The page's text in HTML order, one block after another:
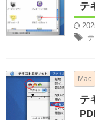
テ
Mac
テ